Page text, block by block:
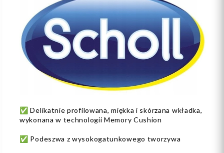
✅ Delikatnie profilowana, miękka i skórzana wkładka,
wykonana w technologii Memory Cushion
✅ Podeszwa z wysokogatunkowego tworzywa